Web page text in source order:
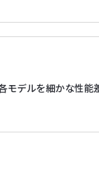
デルを細かな性能